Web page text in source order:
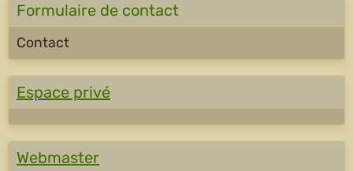
Formulaire de contact
Contact
Espace privé
Webmaster